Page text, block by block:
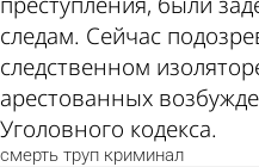
следам. Сейчас
следственном
арестованных
Уголовного кодекса.
смерть труп криминал